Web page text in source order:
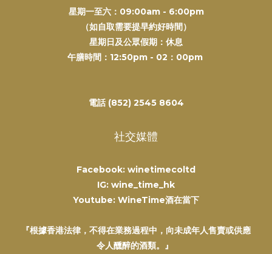
星期一至六：09:00am - 6:00pm
（如自取需要提早約好時間）
星期日及公眾假期：休息
午膳時間：12:50pm - 02：00pm
電話 (852) 2545 8604
社交媒體
Facebook: winetimecoltd
IG: wine_time_hk
Youtube: WineTime酒在當下
『根據香港法律，不得在業務過程中，向未成年人售賣或供應
令人醺醉的酒類。』